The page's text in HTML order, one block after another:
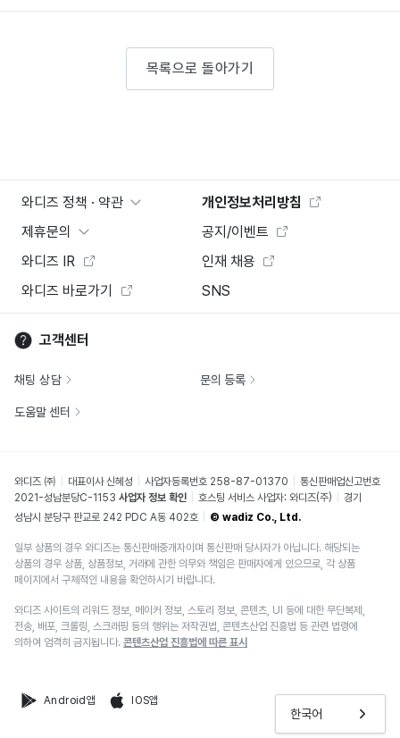
한국어
목록으로 돌아가기
와디즈 정책 · 약관
개인정보처리방침
제휴문의
공지/이벤트
와디즈 IR
인재 채용
와디즈 바로가기
SNS
고객센터
채팅 상담 문의 등록
도움말 센터
와디즈 ㈜ 대표이사 신혜성 사업자등록번호 258-87-01370
통신판매업신고번호
2021-성남분당C-1153 사업자 정보 확인 호스팅 서비스 사업자: 와디즈(주)
경기
성남시 분당구 판교로 242 PDC A동 402호
© wadiz Co., Ltd.
일부 상품의 경우 와디즈는 통신판매중개자이며 통신판매 당사자가 아닙니다. 해당되는
상품의 경우 상품, 상품정보, 거래에 관한 의무와 책임은 판매자에게 있으므로, 각 상품
페이지에서 구체적인 내용을 확인하시기 바랍니다.
와디즈 사이트의 리워드 정보, 메이커 정보, 스토리 정보, 콘텐츠, UI 등에 대한 무단복제,
전송, 배포, 크롤링, 스크래핑 등의 행위는 저작권법, 콘텐츠산업 진흥법 등 관련 법령에
의하여 엄격히 금지됩니다. 콘텐츠산업 진흥법에 따른 표시
Android앱 IOS앱